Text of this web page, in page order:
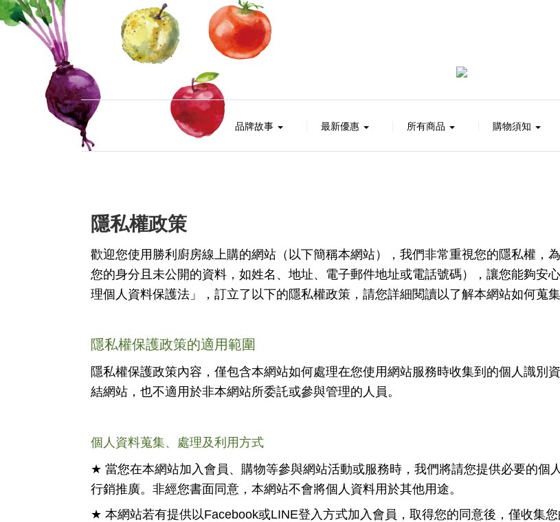
品牌故事 最新優惠 所有商品 購物須知
隱私權政策
歡迎您使用勝利廚房線上購的網站（以下簡稱本網站），我們非常重視您的隱私權，
您的身分且未公開的資料，如姓名、地址、電子郵件地址或電話號碼），讓您能夠安
理個人資料保護法」，訂立了以下的隱私權政策，請您詳細閱讀以了解本網站如何蒐
隱私權保護政策的適用範圍
隱私權保護政策內容，僅包含本網站如何處理在您使用網站服務時收集到的個人識別
結網站，也不適用於非本網站所委託或參與管理的人員。
個人資料蒐集、處理及利用方式
★ 當您在本網站加入會員、購物等參與網站活動或服務時，我們將請您提供必要的個
行銷推廣。非經您書面同意，本網站不會將個人資料用於其他用途。
★ 本網站若有提供以Facebook或LINE登入方式加入會員，取得您的同意後，僅收集您